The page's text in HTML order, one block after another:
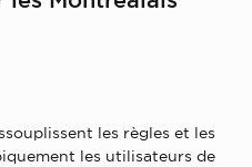
les règles et les
les utilisateurs de